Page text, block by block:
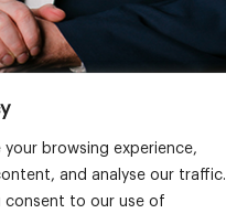
browsing experience,
and analyse our traffic.
consent to our use of